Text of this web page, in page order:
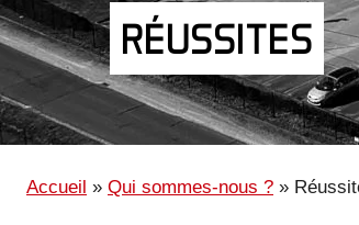
RÉUSSITES
Accueil » Qui sommes-nous ? »